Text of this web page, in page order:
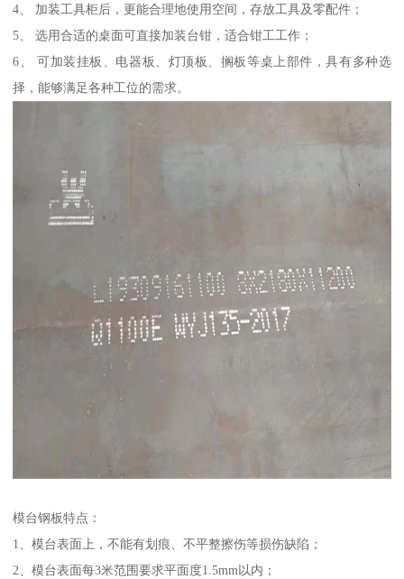
4、 加装工具柜后，更能合理地使用空间，存放工具及零配件；
5、 选用合适的桌面可直接加装台钳，适合钳工工作；
6、 可加装挂板、电器板、灯顶板、搁板等桌上部件，具有多种选
择，能够满足各种工位的需求。
模台钢板特点：
1、模台表面上，不能有划痕、不平整擦伤等损伤缺陷；
2、模台表面每3米范围要求平面度1.5mm以内；